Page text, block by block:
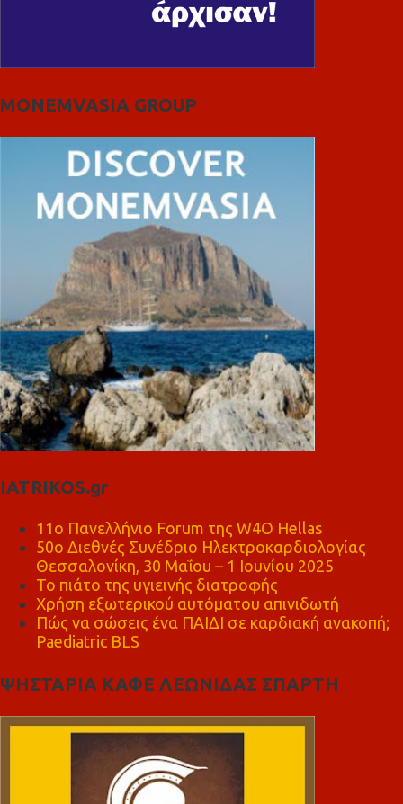
MONEMVASIA GROUP
IATRIKOS.gr
11ο Πανελλήνιο Forum της W4O Hellas
50ο Διεθνές Συνέδριο Ηλεκτροκαρδιολογίας
Θεσσαλονίκη, 30 Μαΐου – 1 Ιουνίου 2025
Το πιάτο της υγιεινής διατροφής
Χρήση εξωτερικού αυτόματου απινιδωτή
Πώς να σώσεις ένα ΠΑΙΔΙ σε καρδιακή ανακοπή;
Paediatric BLS
ΨΗΣΤΑΡΙΑ ΚΑΦΕ ΛΕΩΝΙΔΑΣ ΣΠΑΡΤΗ